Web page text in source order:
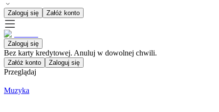
Zaloguj się Załóż konto
Zaloguj się
Bez karty kredytowej. Anuluj w dowolnej chwili.
Załóż konto Zaloguj się
Przeglądaj
Muzyka